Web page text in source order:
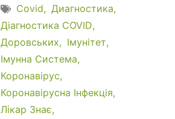
Covid
Диагностика
Діагностика COVID
Доровських
Імунітет
Імунна Система
Коронавірус
Коронавірусна Інфекція
Лікар Знає